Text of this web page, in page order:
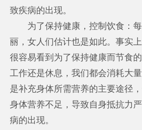
致疾病的出现。
为了保持健康，控制饮食：每
丽，女人们估计也是如此。事实
很容易看到为了保持健康而节食
工作还是休息，我们都会消耗大
是补充身体所需营养的主要途径
身体营养不足，导致自身抵抗力
病的出现。